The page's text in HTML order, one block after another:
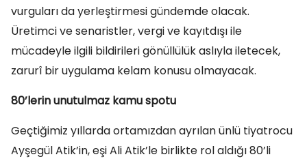
vurguları da yerleştirmesi gündemde olacak.
Üretimci ve senaristler, vergi ve kayıtdışı ile
mücadeyle ilgili bildirileri gönüllülük aslıyla iletecek,
zarurî bir uygulama kelam konusu olmayacak.
80’lerin unutulmaz kamu spotu
Geçtiğimiz yıllarda ortamızdan ayrılan ünlü tiyatrocu
Ayşegül Atik’in, eşi Ali Atik’le birlikte rol aldığı 80’li